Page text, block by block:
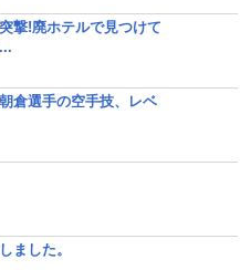
撃!廃ホテルで見つけて
倉選手の空手技、レベ
ました。